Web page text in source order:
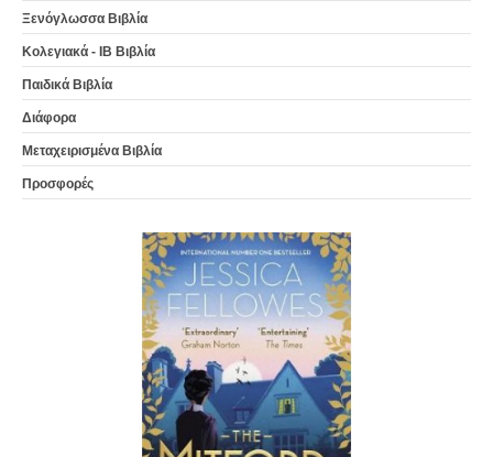
Ξενόγλωσσα Βιβλία
Κολεγιακά - IB Βιβλία
Παιδικά Βιβλία
Διάφορα
Μεταχειρισμένα Βιβλία
Προσφορές